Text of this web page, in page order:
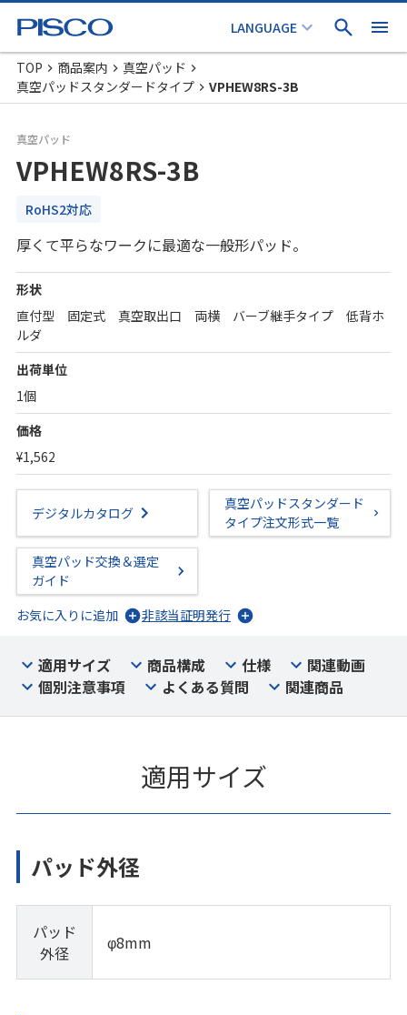
TOP 商品案内
真空パッド
真空パッドスタンダードタイプ
VPHEW8RS-3B
真空パッド
VPHEW8RS-3B
RoHS2対応
厚くて平らなワークに最適な一般形パッド。
形状
直付型 固定式 真空取出口 両横 バーブ継手タイプ 低背ホ
ルダ
出荷単位
1個
価格
¥1,562
デジタルカタログ
真空パッドスタンダード
タイプ注文形式一覧
真空パッド交換＆選定
ガイド
お気に入りに追加
非該当証明発行
適用サイズ 商品構成 仕様
関連動画
個別注意事項
よくある質問 関連商品
適用サイズ
パッド外径
パッド
外径
φ8mm